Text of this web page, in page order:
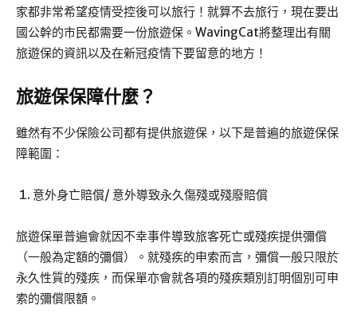
家都非常希望疫情受控後可以旅行！就算不去旅行，現在要出
國公幹的市民都需要一份旅遊保。WavingCat將整理出有關
旅遊保的資訊以及在新冠疫情下要留意的地方！
旅遊保保障什麼？
雖然有不少保險公司都有提供旅遊保，以下是普遍的旅遊保保
障範圍：
意外身亡賠償/ 意外導致永久傷殘或殘廢賠償
旅遊保單普遍會就因不幸事件導致旅客死亡或殘疾提供彌償
（一般為定額的彌償）。就殘疾的申索而言，彌償一般只限於
永久性質的殘疾，而保單亦會就各項的殘疾類別訂明個別可申
索的彌償限額。